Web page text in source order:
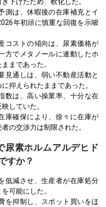
測は、休暇後の在庫補充とイ
年初頭に慎重な回復を示唆
コストの傾向は、尿素価格が
方でメタノールに連動したホ
まであった。
見通しは、弱い不動産活動と
抑えられたままであった。
数は、高い操業率、十分な在
していた。
庫確保により、徐々に在庫が
の交渉力は制限された。
尿素ホルムアルデヒド
すか？
低減させ、生産者が在庫処分
可能にした。
を抑制し、スポット買いをほ